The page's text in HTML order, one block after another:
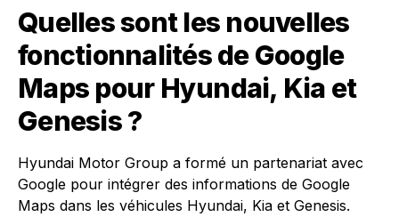
Quelles sont les nouvelles
fonctionnalités de Google
Maps pour Hyundai, Kia et
Genesis ?
Hyundai Motor Group a formé un partenariat avec
Google pour intégrer des informations de Google
Maps dans les véhicules Hyundai, Kia et Genesis.